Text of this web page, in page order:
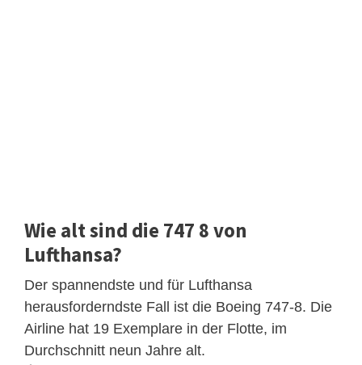
Wie alt sind die 747 8 von
Lufthansa?
Der spannendste und für Lufthansa
herausforderndste Fall ist die Boeing 747-8. Die
Airline hat 19 Exemplare in der Flotte, im
Durchschnitt neun Jahre alt.